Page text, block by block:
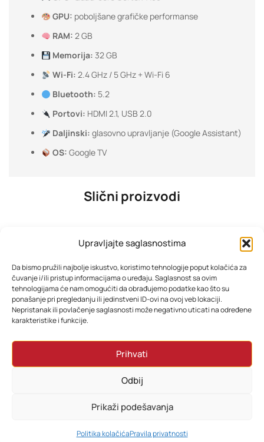
Upravljajte saglasnostima
Da bismo pružili najbolje iskustvo, koristimo tehnologije poput kolačića za
čuvanje i/ili pristup informacijama o uređaju. Saglasnost sa ovim
tehnologijama će nam omogućiti da obrađujemo podatke kao što su
ponašanje pri pregledanju ili jedinstveni ID-ovi na ovoj veb lokaciji.
Nepristanak ili povlačenje saglasnosti može negativno uticati na određene
karakteristike i funkcije.
Prihvati
Odbij
Prikaži podešavanja
Politika kolačićaPravila privatnosti
GPU: poboljšane grafičke performanse
RAM: 2 GB
Memorija: 32 GB
Wi-Fi: 2.4 GHz / 5 GHz + Wi-Fi 6
Bluetooth: 5.2
Portovi: HDMI 2.1, USB 2.0
Daljinski: glasovno upravljanje (Google Assistant)
OS: Google TV
Slični proizvodi
Xiaomi Outdoor Camera Base Station-bazna stanica
PRETRAŽI KORPA MOJ RAČUN